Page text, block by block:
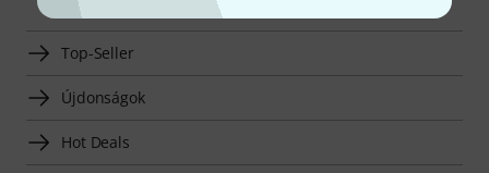
Top-Seller
Újdonságok
Hot Deals